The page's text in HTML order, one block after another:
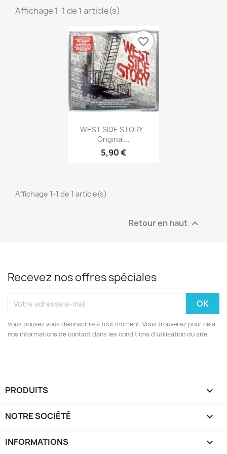
Affichage 1-1 de 1 article(s)
Aperçu rapide
WEST SIDE STORY -
Original...
5,90 €
favorite_border
Affichage 1-1 de 1 article(s)
Retour en haut 
Recevez nos offres spéciales
Vous pouvez vous désinscrire à tout moment. Vous trouverez pour cela
nos informations de contact dans les conditions d'utilisation du site.
PRODUITS 
NOTRE SOCIÉTÉ 
INFORMATIONS keyboard_arrow_down